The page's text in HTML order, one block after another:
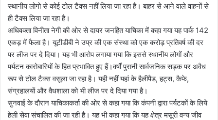
स्थानीय लोगो से कोई टोल टैक्स नहीं लिया जा रहा है। बाहर से आने वाले वाहनों से
ही टैक्स लिया जा रहा है।
अधिवक्ता विनीता नेगी की ओर से दायर जनहित याचिका में कहा गया यह पार्क 142
एकड़ में फैला है। यूटीडीबी ने उप्र की एक संस्था को एक करोड़ प्रतिवर्ष की दर
पर लीज पर दे दिया। यह भी आरोप लगाया गया कि इससे स्थानीय लोगों और
पर्यटन कारोबारियों के हित प्रभावित हुए हैं।वर्षों पुरानी सार्वजनिक सड़क पर अवैध
रूप से टोल टैक्स वसूला जा रहा है। यही नहीं यहां के हैलीपैड, हट्स, कैफे,
संग्रहालयों और वैधशाला को भी लीज पर दे दिया गया है।
सुनवाई के दौरान याचिकाकर्ता की ओर से कहा गया कि कंपनी द्वारा पर्यटकों के लिये
हेली सेवा संचालित की जा रही है। यह भी कहा गया कि यह क्षेत्र मसूरी वन्य जीव